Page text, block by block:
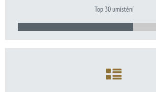
Top 30 umístění